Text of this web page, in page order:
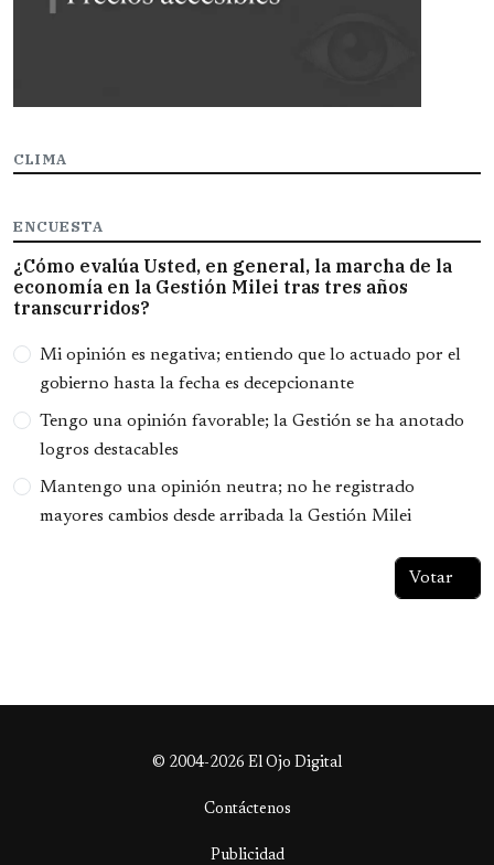
CLIMA
ENCUESTA
¿Cómo evalúa Usted, en general, la marcha de la
economía en la Gestión Milei tras tres años
transcurridos?
Opciones
Mi opinión es negativa; entiendo que lo actuado por el
gobierno hasta la fecha es decepcionante
Tengo una opinión favorable; la Gestión se ha anotado
logros destacables
Mantengo una opinión neutra; no he registrado
mayores cambios desde arribada la Gestión Milei
© 2004-2026 El Ojo Digital
Contáctenos
Publicidad